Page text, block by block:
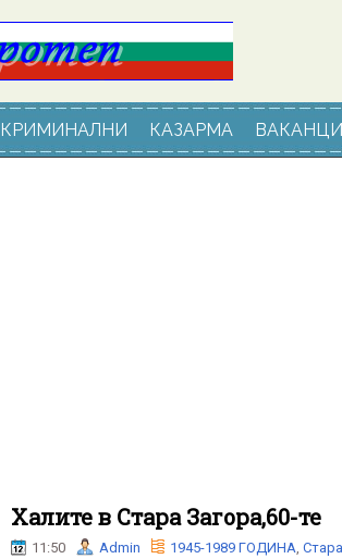
КРИМИНАЛНИ КАЗАРМА
Халите в Стара Загора,60-те
11:50 Admin 1945-1989 ГОДИНА,